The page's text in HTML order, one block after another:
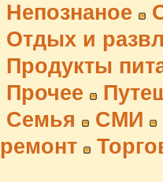
Непознаное
Отдых и
Продукты
Прочее
Семья
СМИ
ремонт